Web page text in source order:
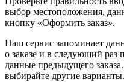
выбор местоположения,
кнопку «Оформить заказ».
Наш сервис запоминает
о заказе и в следующий раз
данные предыдущего
выбирайте другие варианты.